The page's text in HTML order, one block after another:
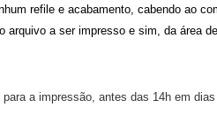
refile e acabamento, cabendo ao
a ser impresso e sim, da área
a impressão, antes das 14h em